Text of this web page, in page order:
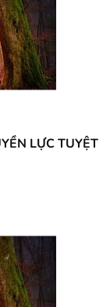
LỰC TUYỆT